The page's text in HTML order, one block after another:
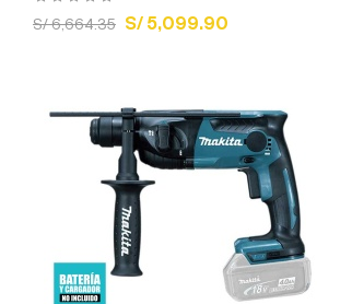
S/ 6,664.35 S/ 5,099.90